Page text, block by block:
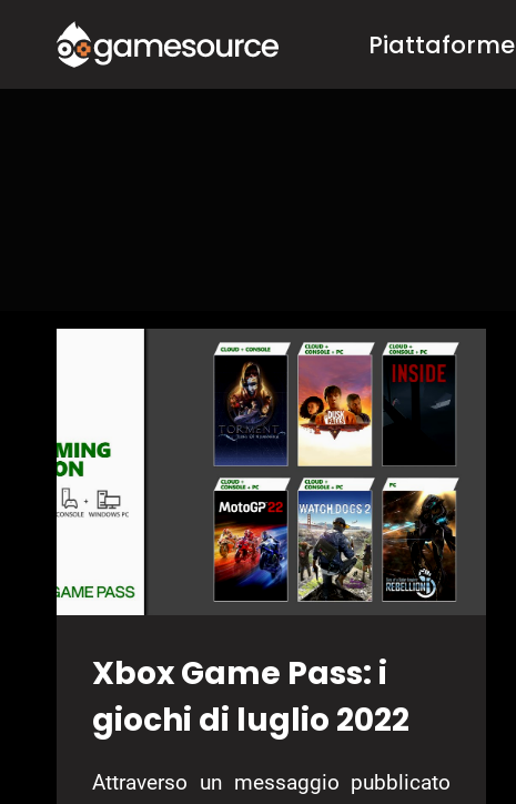
contenuto
Piattaforme
Xbox Game Pass: i
giochi di luglio 2022
Attraverso un messaggio pubblicato